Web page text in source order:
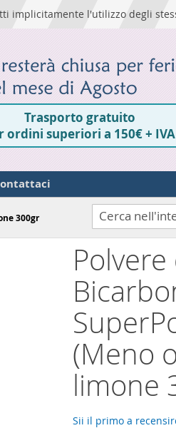
implicitamente l'utilizzo degli
Trasporto gratuito
ordini superiori a 150€ + IVA
300gr
Cerca
Polvere
(Meno
limone
Sii il primo a